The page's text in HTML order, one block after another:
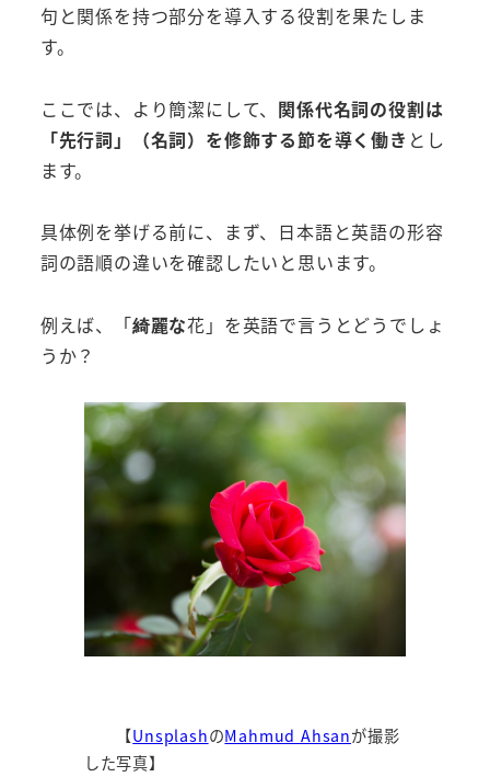
句と関係を持つ部分を導入する役割を果たしま
す。
ここでは、より簡潔にして、 関係代名詞の役割は
「先行詞」（名詞）を修飾する節を導く働き とし
ます。
具体例を挙げる前に、まず、日本語と英語の形容
詞の語順の違いを確認したいと思います。
例えば、「綺麗な花」を英語で言うとどうでしょ
うか？
【UnsplashのMahmud Ahsanが撮影
した写真】